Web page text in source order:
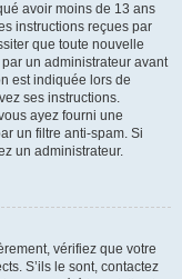
avoir moins de 13 ans
instructions reçues par
que toute nouvelle
un administrateur avant
est indiquée lors de
ses instructions.
ayez fourni une
un filtre anti-spam. Si
un administrateur.
vérifiez que votre
S’ils le sont, contactez